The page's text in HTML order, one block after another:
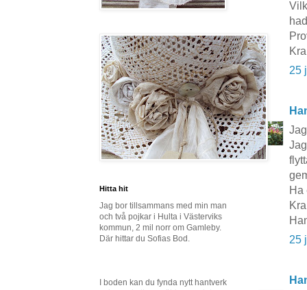
25
Ha
25
Hitta hit
Jag bor tillsammans med min man
och två pojkar i Hulta i Västerviks
kommun, 2 mil norr om Gamleby.
Där hittar du Sofias Bod.
I boden kan du fynda nytt hantverk